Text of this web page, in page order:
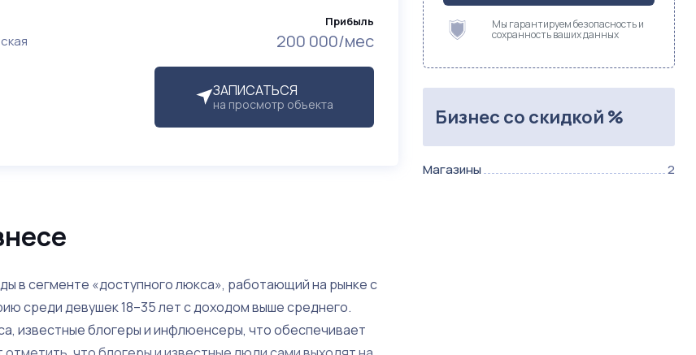
Прибыль
200 000/мес
ЗАПИСАТЬСЯ
на просмотр объекта
в сегменте «доступного люкса», работающий на рынке с
среди девушек 18–35 лет с доходом выше среднего.
известные блогеры и инфлюенсеры, что обеспечивает
Мы гарантируем безопасность и
сохранность ваших данных
Бизнес со скидкой %
Магазины 2